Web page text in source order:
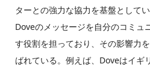
ターとの強力な協力を基盤として
Doveのメッセージを自分のコミュ
す役割を担っており、その影響力
ばれている。例えば、Doveはイギ